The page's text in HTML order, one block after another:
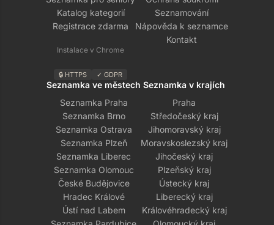
Katalog kategorií
Registrace zdarma
Instalace v Chrome
🔒 HTTPS ✓ GDPR
Seznamování
Nápověda k seznamce
Kontakt
Seznamka ve městech
Seznamka Praha
Seznamka Brno
Seznamka Ostrava
Seznamka Plzeň
Seznamka Liberec
Seznamka Olomouc
České Budějovice
Hradec Králové
Ústí nad Labem
Seznamka v krajích
Praha
Středočeský kraj
Jihomoravský kraj
Moravskoslezský kraj
Jihočeský kraj
Plzeňský kraj
Ústecký kraj
Liberecký kraj
Královéhradecký kraj